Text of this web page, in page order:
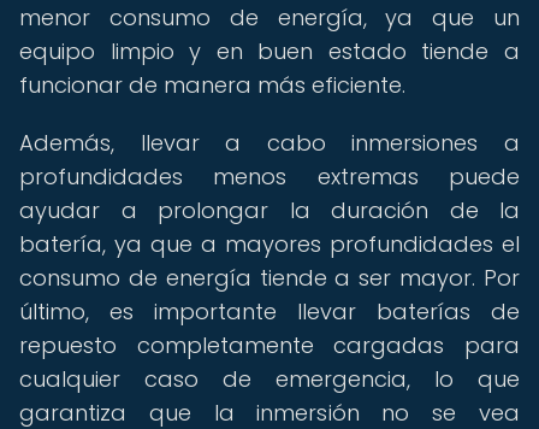
menor consumo de energía, ya que un
equipo limpio y en buen estado tiende a
funcionar de manera más eficiente.
Además, llevar a cabo inmersiones a
profundidades menos extremas puede
ayudar a prolongar la duración de la
batería, ya que a mayores profundidades el
consumo de energía tiende a ser mayor. Por
último, es importante llevar baterías de
repuesto completamente cargadas para
cualquier caso de emergencia, lo que
garantiza que la inmersión no se vea